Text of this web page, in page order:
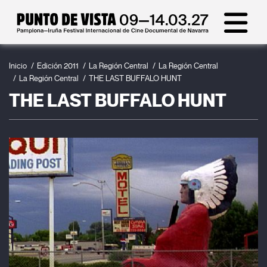
Inicio Edición 2011 La Región Central
La Región Central
La Región Central
THE LAST BUFFALO HUNT
THE LAST BUFFALO HUNT